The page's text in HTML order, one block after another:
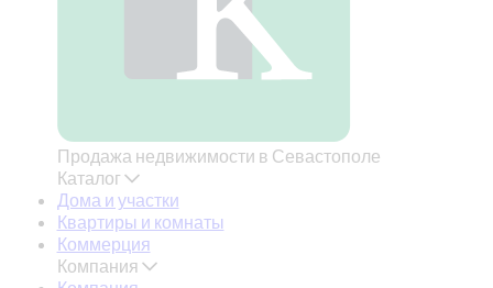
Продажа недвижимости в Севастополе
Каталог
Дома и участки
Квартиры и комнаты
Коммерция
Компания